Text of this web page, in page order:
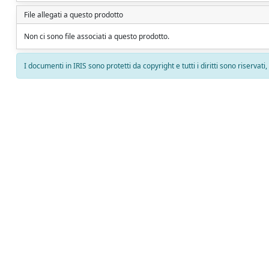
File allegati a questo prodotto
Non ci sono file associati a questo prodotto.
I documenti in IRIS sono protetti da copyright e tutti i diritti sono